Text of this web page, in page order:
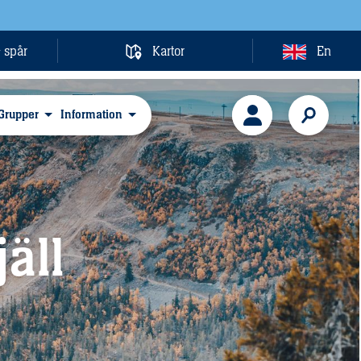
spår Kartor En
Information